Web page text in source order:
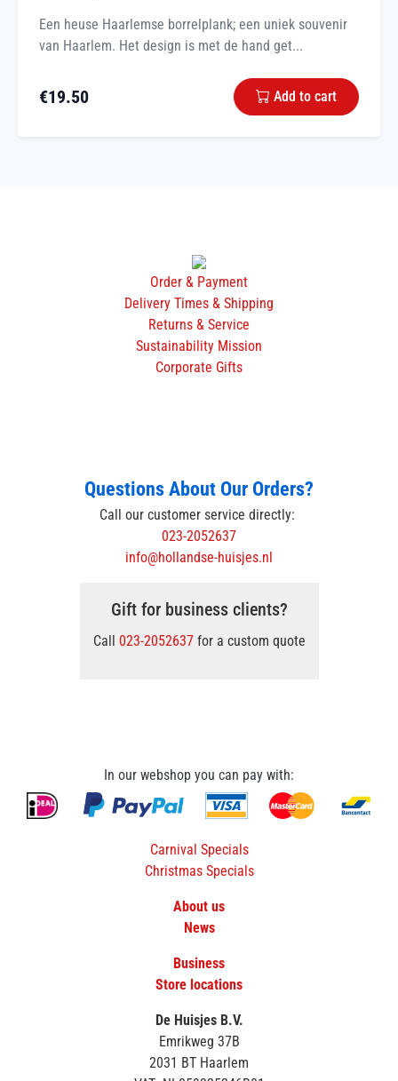
Een heuse Haarlemse borrelplank; een uniek souvenir
van Haarlem. Het design is met de hand get...
€19.50 Add to cart
Order & Payment
Delivery Times & Shipping
Returns & Service
Sustainability Mission
Corporate Gifts
Questions About Our Orders?
Call our customer service directly:
023-2052637
info@hollandse-huisjes.nl
Gift for business clients?
Call 023-2052637for a custom quote
In our webshop you can pay with:
Carnival Specials
Christmas Specials
About us
News
Business
Store locations
De Huisjes B.V.
Emrikweg 37B
2031 BT Haarlem